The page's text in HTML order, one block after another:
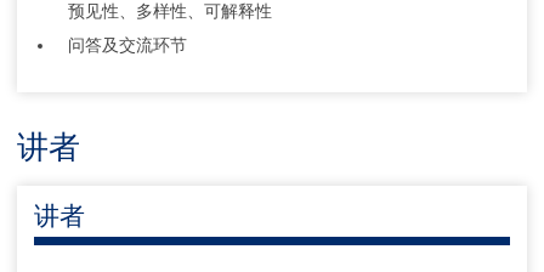
预见性、多样性、可解释性
问答及交流环节
讲者
讲者